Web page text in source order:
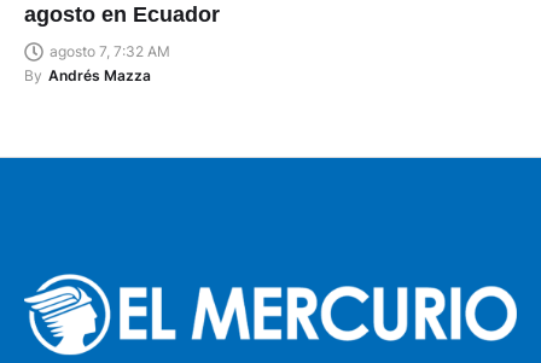
agosto en Ecuador
agosto 7, 7:32 AM
By Andrés Mazza